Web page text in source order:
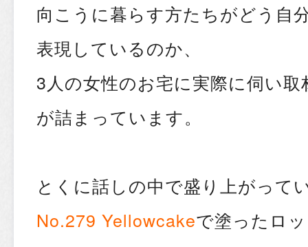
向こうに暮らす方たちがどう自
表現しているのか、
3人の女性のお宅に実際に伺い
が詰まっています。
とくに話しの中で盛り上がって
No.279 Yellowcakeで塗ったロ